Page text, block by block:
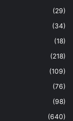
(29)
(34)
(18)
(218)
(109)
(76)
(98)
(640)